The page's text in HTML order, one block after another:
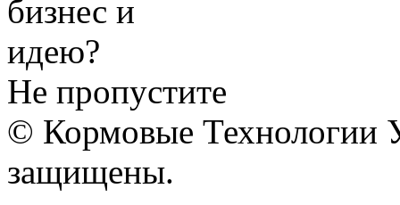
Не пропустите
© Кормовые Технологии
защищены.